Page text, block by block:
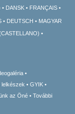
DANSK FRANÇAIS
DEUTSCH
MAGYAR
GYIK
az Öné
További